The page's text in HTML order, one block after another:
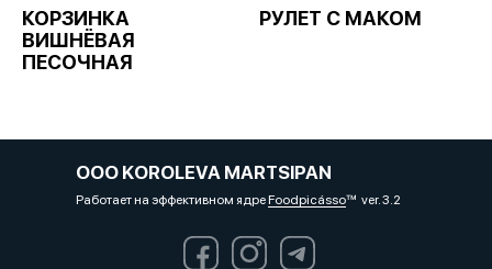
КОРЗИНКА
ВИШНЁВАЯ
ПЕСОЧНАЯ
РУЛЕТ С МАКОМ
OOO KOROLEVA MARTSIPAN
Работает на эффективном ядреFoodpicássover. 3.2